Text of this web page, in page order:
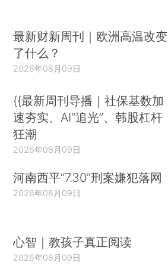
最新财新周刊｜欧洲高温改变
了什么？
2026年08月09日
{{最新周刊导播｜社保基数加
速夯实、AI“追光”、韩股杠杆
狂潮
2026年08月09日
河南西平“7.30”刑案嫌犯落网
2026年08月09日
心智｜教孩子真正阅读
2026年08月09日